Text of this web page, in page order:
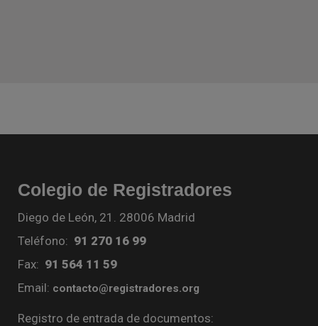
Colegio de Registradores
Diego de León, 21. 28006 Madrid
Teléfono: 91 270 16 99
Fax: 91 564 11 59
Email: contacto@registradores.org
Registro de entrada de documentos: